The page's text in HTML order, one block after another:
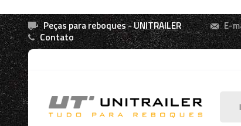
Peças para reboques - UNITRAILER E-
Contato